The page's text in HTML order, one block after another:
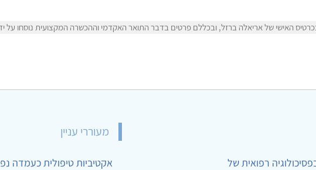
האישי של אריאלה ברזל, ובכללם פרטים בדבר התואר האקדמי וההכשרה המקצועית נוסחו על
רפואית של
מעוררי עניין
אקטיביות טיפולית כעמדה